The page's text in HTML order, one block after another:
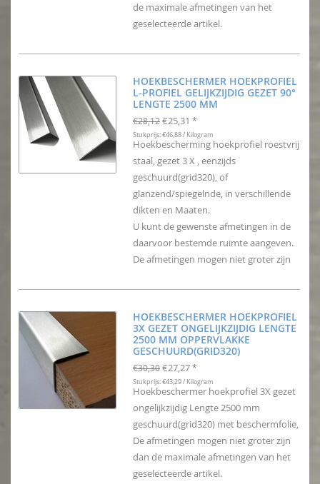
de maximale afmetingen van het
geselecteerde artikel.
HOEKBESCHERMER HOEKPROFIEL
L-PROFIEL GELIJKZIJDIG GEZET 90°
LENGTE 2500 MM
€28,12 €25,31 *
Stukprijs: €46,88 / Kilogram
Hoekbescherming hoekprofiel roestvrij
staal, gezet 3 X , eenzijds
geschuurd(grid320), of
glanzend/spiegelnde, in verschillende
dikten en Maaten.
U kunt de gewenste afmetingen in de
daarvoor bestemde ruimte aangeven.
De afmetingen mogen niet groter zijn
HOEKBESCHERMER HOEKPROFIEL
3X GEZET ONGELIJKZIJDIG LENGTE
2500 MM OPPERVLAKKE
GESCHUURD(GRID320)
€30,30 €27,27 *
Stukprijs: €43,29 / Kilogram
Hoekbeschermer hoekprofiel 3X gezet
ongelijkzijdig Lengte 2500 mm
geschuurd(grid320) met beschermfolie,
De afmetingen mogen niet groter zijn
dan de maximale afmetingen van het
geselecteerde artikel.